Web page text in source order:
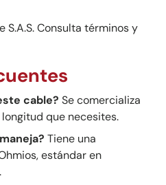
Consulta términos y
cable? Se comercializa
que necesites.
Tiene una
estándar en